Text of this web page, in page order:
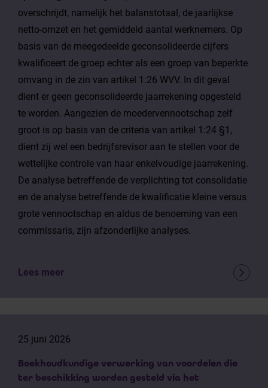
overschrijdt, namelijk het balanstotaal, de jaarlijkse
netto-omzet en het gemiddeld aantal werknemers. Op
basis van de meegedeelde geconsolideerde cijfers
kwalificeert de groep echter als een groep van beperkte
omvang in de zin van artikel 1:26 WVV. In dit geval
dient er geen geconsolideerde jaarrekening opgesteld
te worden. Aangezien de moedervennootschap zelf
groot is op basis van de criteria van artikel 1:24 §1,
dient zij wel een bedrijfsrevisor aan te stellen voor de
wettelijke controle van haar enkelvoudige jaarrekening.
De analyse betreffende de verplichting tot consolidatie
en de analyse betreffende de kwalificatie kleine versus
grote vennootschap en aldus de benoeming van een
commissaris, zijn afzonderlijke analyses.
Lees meer
25 juni 2026
Boekhoudkundige verwerking van voordelen die
ter beschikking worden gesteld via het